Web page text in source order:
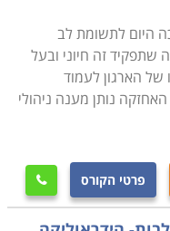
היום לתשומת לב
שתפקיד זה חיוני ובעל
של הארגון לעמוד
נותן מענה ניהולי
פרטי הקורס 